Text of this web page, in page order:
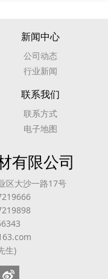
新闻中心
公司动态
行业新闻
联系我们
联系方式
电子地图
有限公司
区大沙一路17号
生)